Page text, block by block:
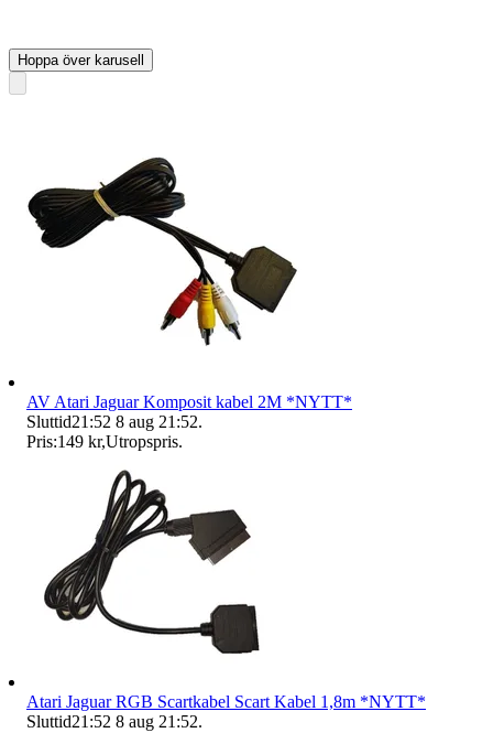
Hoppa över karusell
AV Atari Jaguar Komposit kabel 2M *NYTT*
Sluttid21:52 8 aug 21:52.
Pris:149 kr,Utropspris.
Atari Jaguar RGB Scartkabel Scart Kabel 1,8m *NYTT*
Sluttid21:52 8 aug 21:52.